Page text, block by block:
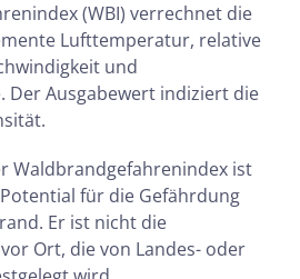
(WBI) verrechnet die
Lufttemperatur, relative
und
Der Ausgabewert indiziert die
Waldbrandgefahrenindex ist
für die Gefährdung
Er ist nicht die
Ort, die von Landes- oder